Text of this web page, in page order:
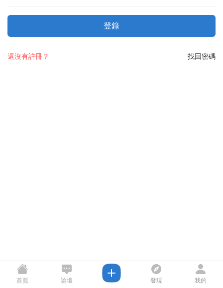
登錄
找回密碼
還沒有註冊？
首頁 論壇 發現 我的